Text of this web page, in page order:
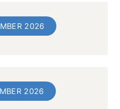
2026
2026